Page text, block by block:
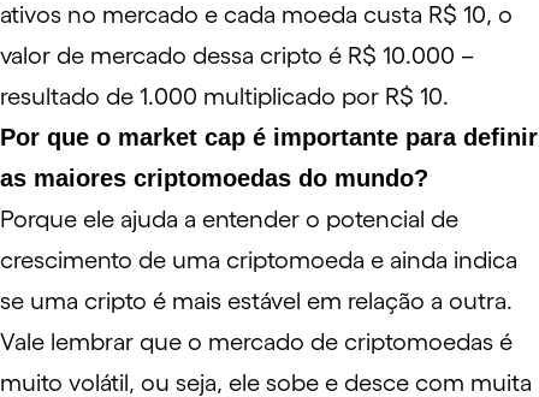
ativos no mercado e cada moeda custa R$ 10, o
valor de mercado dessa cripto é R$ 10.000 –
resultado de 1.000 multiplicado por R$ 10.
Por que o market cap é importante para definir
as maiores criptomoedas do mundo?
Porque ele ajuda a entender o potencial de
crescimento de uma criptomoeda e ainda indica
se uma cripto é mais estável em relação a outra.
Vale lembrar que o mercado de criptomoedas é
muito volátil, ou seja, ele sobe e desce com muita